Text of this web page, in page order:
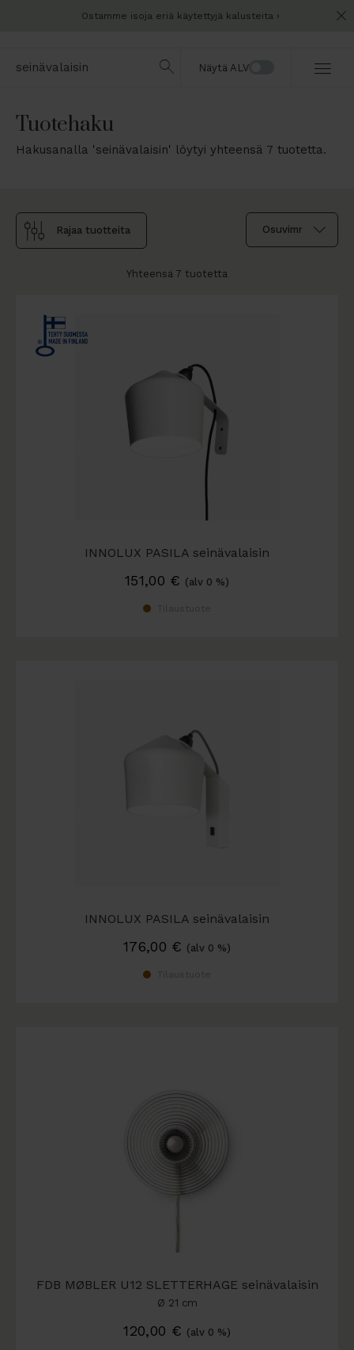
Ostamme isoja eriä käytettyjä kalusteita
Näytä ALV
Tuotehaku
Hakusanalla 'seinävalaisin' löytyi yhteensä 7 tuotetta.
Rajaa tuotteita
Yhteensä 7 tuotetta
INNOLUX PASILA seinävalaisin
151,00 € (alv 0 %)
INNOLUX PASILA seinävalaisin
176,00 € (alv 0 %)
FDB MØBLER U12 SLETTERHAGE seinävalaisin
Ø 21 cm
120,00 € (alv 0 %)